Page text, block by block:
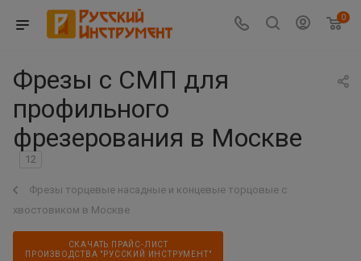
0
Фрезы с СМП для
профильного
фрезерования в Москве
12
Фрезы торцевые насадные и концевые торцовые с
хвостовиком в Москве
СКАЧАТЬ ПРАЙС-ЛИСТ
ПРОИЗВОДСТВА "РУССКИЙ ИНСТРУМЕНТ"